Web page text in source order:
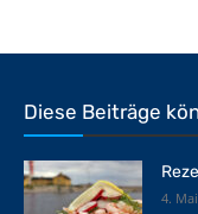
Diese Beiträge
4.